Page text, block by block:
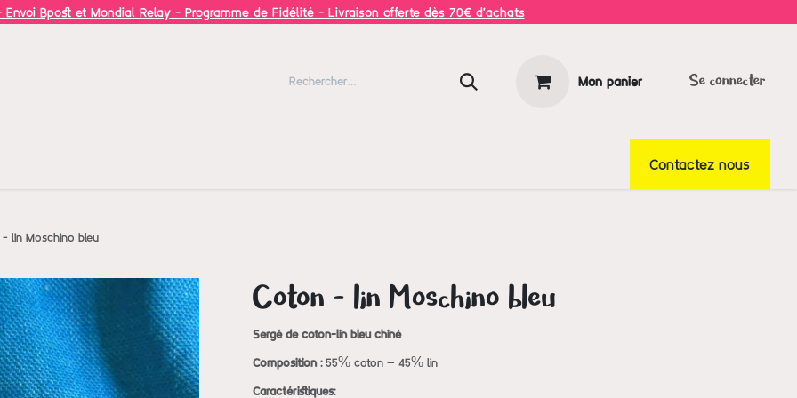
Bpost et Mondial Relay - Programme de Fidélité - Livraison offerte dès 70€ d'achats
Mon panier Se connecter
Contactez nous
lin Moschino bleu
Coton - lin Moschino bleu
Sergé de coton-lin bleu chiné
Composition :55% coton – 45% lin
Caractéristiques: